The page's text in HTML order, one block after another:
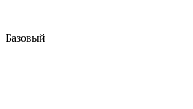
Базовый